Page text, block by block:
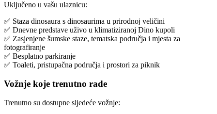
Uključeno u vašu ulaznicu:
✅ Staza dinosaura s dinosaurima u prirodnoj veličini
✅ Dnevne predstave uživo u klimatiziranoj Dino kupoli
✅ Zasjenjene šumske staze, tematska područja i mjesta za
fotografiranje
✅ Besplatno parkiranje
✅ Toaleti, pristupačna područja i prostori za piknik
Vožnje koje trenutno rade
Trenutno su dostupne sljedeće vožnje: